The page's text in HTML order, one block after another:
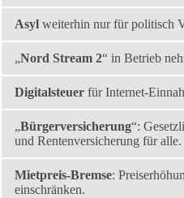
Asyl weiterhin nur für politisch
„Nord Stream 2“ in Betrieb
Digitalsteuer für Internet-
„Bürgerversicherung“:
und Rentenversicherung für alle.
Mietpreis-Bremse:
einschränken.